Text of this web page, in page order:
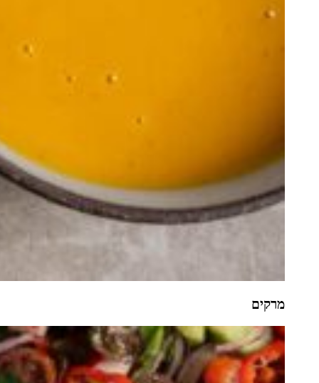
מרקים